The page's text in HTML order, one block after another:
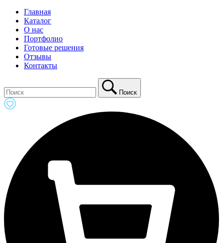
Главная
Каталог
О нас
Портфолио
Готовые решения
Отзывы
Контакты
Поиск